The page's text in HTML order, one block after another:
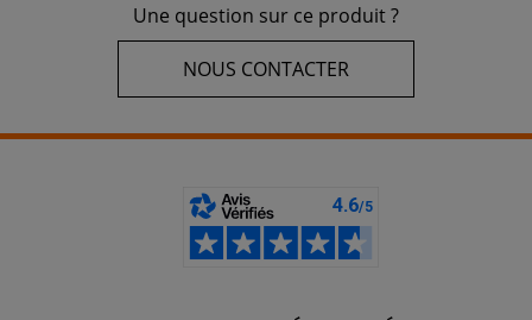
Une question sur ce produit ?
NOUS CONTACTER